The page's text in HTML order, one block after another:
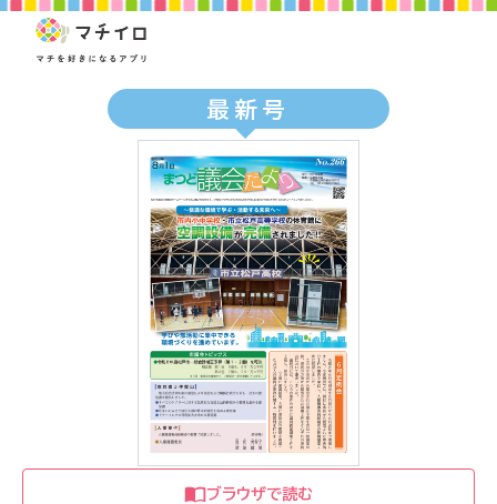
最新号
ブラウザで読む